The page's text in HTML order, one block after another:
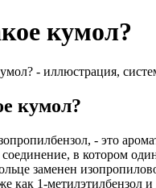
кумол?
кумол?
- это
соединение, в котором
заменен
как 1-метилэтилбензол